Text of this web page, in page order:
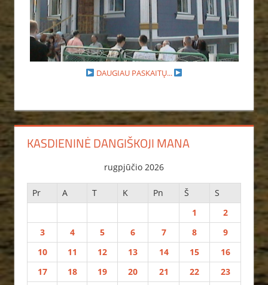
DAUGIAU PASKAITŲ...
KASDIENINĖ DANGIŠKOJI MANA
rugpjūčio 2026
Pr A T K Pn Š
S
1
2
3
4 5 6 7 8
9
10
11 12 13 14 15
16
17
18 19 20 21 22
23